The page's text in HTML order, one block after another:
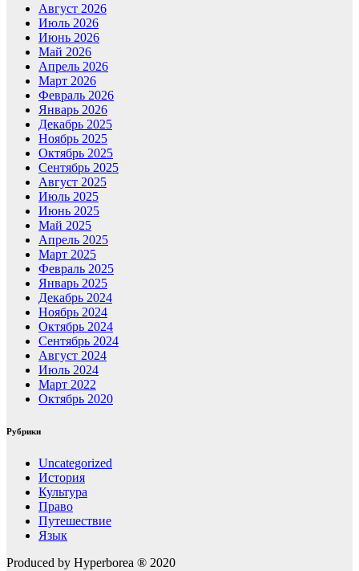
Август 2026
Июль 2026
Июнь 2026
Май 2026
Апрель 2026
Март 2026
Февраль 2026
Январь 2026
Декабрь 2025
Ноябрь 2025
Октябрь 2025
Сентябрь 2025
Август 2025
Июль 2025
Июнь 2025
Май 2025
Апрель 2025
Март 2025
Февраль 2025
Январь 2025
Декабрь 2024
Ноябрь 2024
Октябрь 2024
Сентябрь 2024
Август 2024
Июль 2024
Март 2022
Октябрь 2020
Рубрики
Uncategorized
История
Культура
Право
Путешествие
Язык
Produced by Hyperborea ® 2020